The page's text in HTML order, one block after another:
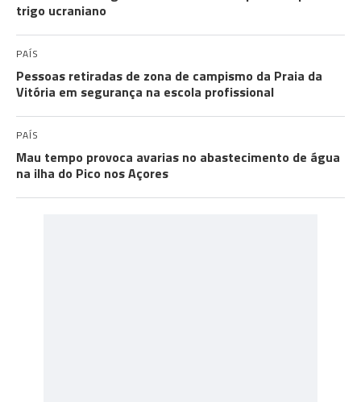
trigo ucraniano
PAÍS
Pessoas retiradas de zona de campismo da Praia da
Vitória em segurança na escola profissional
PAÍS
Mau tempo provoca avarias no abastecimento de água
na ilha do Pico nos Açores